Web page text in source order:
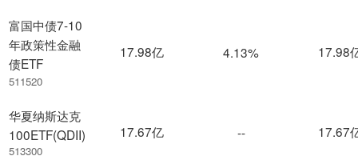
富国中债7-10
年政策性金融
债ETF
511520
华夏纳斯达克
100ETF(QDII)
513300
17.98亿 4.13% 17.98
17.67亿 -- 17.67